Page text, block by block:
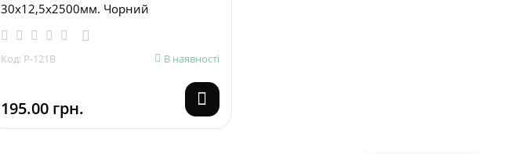
30х12,5х2500мм. Чорний
Код: P-121В В наявності
195.00 грн.